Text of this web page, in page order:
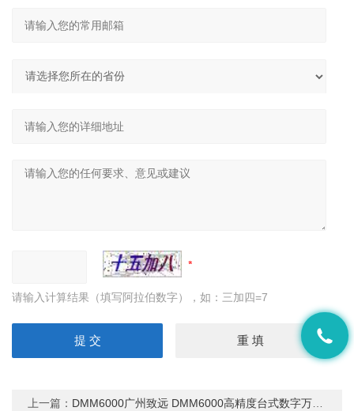
请输入计算结果（填写阿拉伯数字），如：三加四=7
上一篇： DMM6000广州致远 DMM6000高精度台式数字万用表